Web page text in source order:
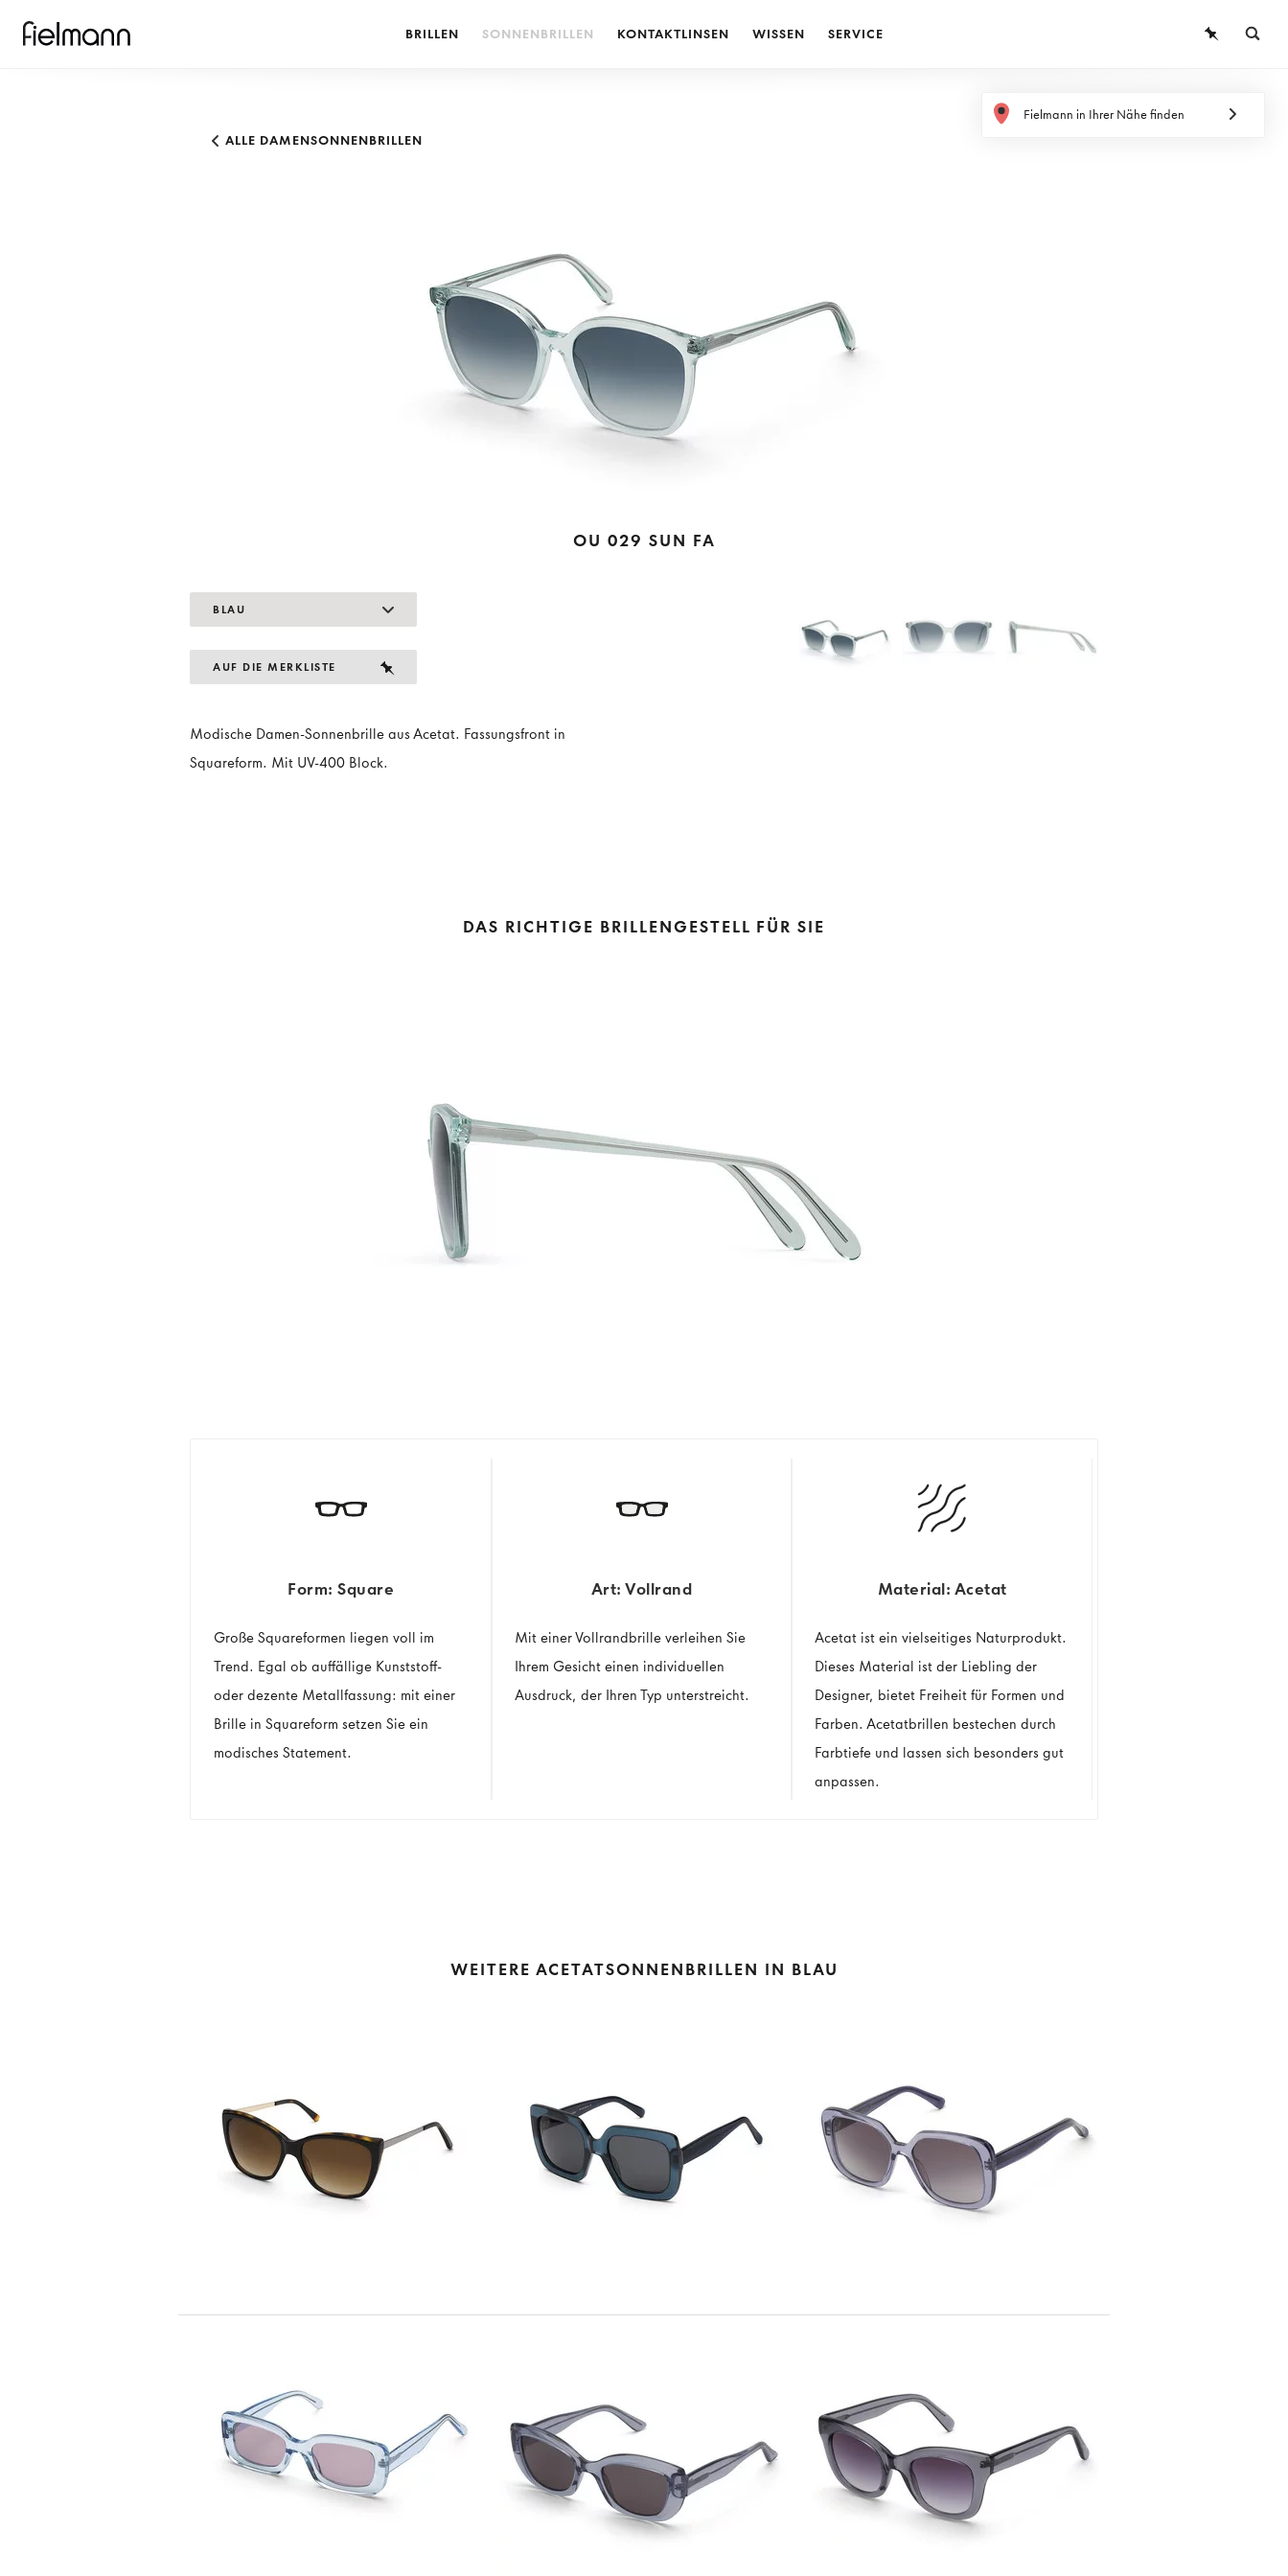
BRILLEN SONNENBRILLEN KONTAKTLINSEN WISSEN SERVICE
Fielmann in Ihrer Nähe finden
ALLE DAMENSONNENBRILLEN
OU 029 SUN FA
BLAU
AUF DIE MERKLISTE
Modische Damen-Sonnenbrille aus Acetat. Fassungsfront in
Squareform. Mit UV-400 Block.
DAS RICHTIGE BRILLENGESTELL FÜR SIE
Form: Square
Große Squareformen liegen voll im
Trend. Egal ob auffällige Kunststoff-
oder dezente Metallfassung: mit einer
Brille in Squareform setzen Sie ein
modisches Statement.
Art: Vollrand
Mit einer Vollrandbrille verleihen Sie
Ihrem Gesicht einen individuellen
Ausdruck, der Ihren Typ unterstreicht.
Material: Acetat
Acetat ist ein vielseitiges Naturprodukt.
Dieses Material ist der Liebling der
Designer, bietet Freiheit für Formen und
Farben. Acetatbrillen bestechen durch
Farbtiefe und lassen sich besonders gut
anpassen.
WEITERE ACETATSONNENBRILLEN IN BLAU